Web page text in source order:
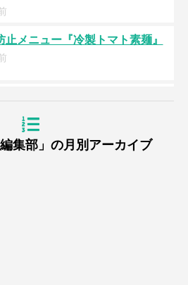
止メニュー『冷製トマト素麺』
湘南ちがさき』周年祭
こblog】第108回全国高校野球選
川大会
集部」の月別アーカイブ